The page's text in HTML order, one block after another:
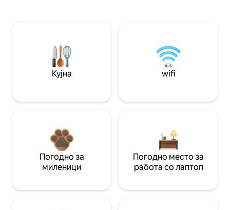
Кујна wifi
Погодно за
миленици
Погодно место за
работа со лаптоп